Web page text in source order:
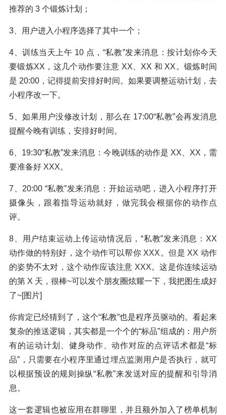
推荐的 3 个锻炼计划；
3、用户进入小程序选择了其中一个；
4、训练当天上午 10 点，“私教”发来消息：按计划你今天
要锻炼XX，这几个动作要注意 XX、XX 和 XX。锻炼时间
是 20:00，记得提前安排好时间。如果要调整运动计划，去
小程序改一下。
5、如果用户没修改计划，那么在 17:00“私教”会再发消息
提醒今晚有训练，安排好时间。
6、19:30“私教”发来消息：今晚训练的动作是 XX、XX，需
要准备好 XXX。
7、20:00 “私教”发来消息：开始运动吧，进入小程序打开
摄像头，跟着指导运动就好，做完我会根据你的动作点
评。
8、用户结束运动上传运动情况后，“私教”发来消息：XX
动作做的特别好，这个动作可以帮你 XXX。但是 XX 动作
的姿势不太对，这个动作应该注意 XXX。这是你连续运动
的第 X 天，很棒~可以发个朋友圈炫耀一下，我把图生成好
了~[图片]
你肯定已经猜到了，这个“私教”也是程序员驱动的。看起来
复杂的推送逻辑，其实都是一个个的“标品”组成的：用户所
有的运动计划、健身动作、动作对应的点评话术都是“标
品”，只需要在小程序里通过埋点监测用户是否执行，就可
以根据预设的规则操纵“私教”来发送对应的提醒和引导消
息。
这一套逻辑也被应用在群聊里，并且额外加入了榜单机制